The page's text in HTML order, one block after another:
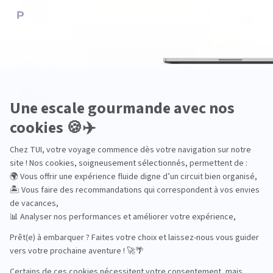
Pourquoi choisir TUI ?
TUI, acteur du
tourisme durable
Des hôtels choisis
avec soin